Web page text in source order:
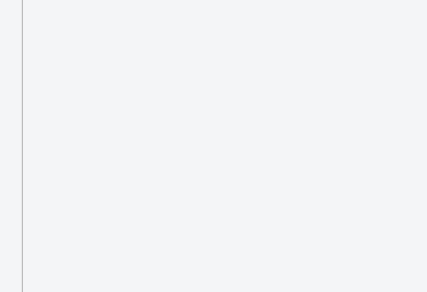
招待状、お礼状、重要な通知
料共有、スケジュール調整
、緊急の問い合わせ